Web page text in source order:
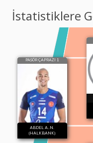
İstatistiklere
PASÖR ÇAPRAZI 1
ABDEL A..N.
(HALKBANK)